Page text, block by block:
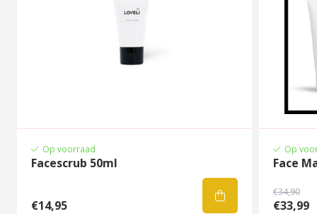
Op voorraad
Facescrub 50ml
€14,95
Op
Face
€34,90
€33,99